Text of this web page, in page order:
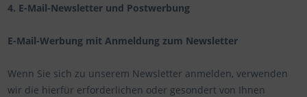
4. E-Mail-Newsletter und Postwerbung
E-Mail-Werbung mit Anmeldung zum Newsletter
Wenn Sie sich zu unserem Newsletter anmelden, verwenden
wir die hierfür erforderlichen oder gesondert von Ihnen